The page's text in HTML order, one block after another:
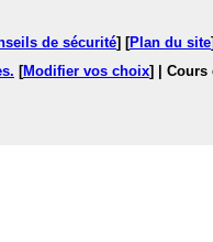
de sécurité] [Plan du site]
. [Modifier vos choix]
|